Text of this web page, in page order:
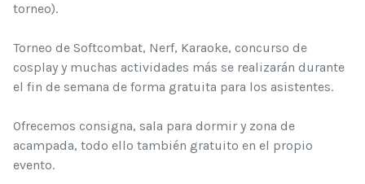
torneo).
Torneo de Softcombat, Nerf, Karaoke, concurso de
cosplay y muchas actividades más se realizarán durante
el fin de semana de forma gratuita para los asistentes.
Ofrecemos consigna, sala para dormir y zona de
acampada, todo ello también gratuito en el propio
evento.